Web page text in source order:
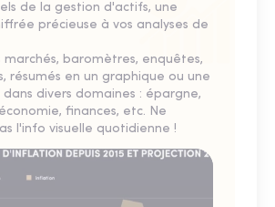
de la gestion d'actifs, une
précieuse à vos analyses de
marchés, baromètres, enquêtes,
résumés en un graphique ou une
divers domaines : épargne,
finances, etc. Ne
l'info visuelle quotidienne !